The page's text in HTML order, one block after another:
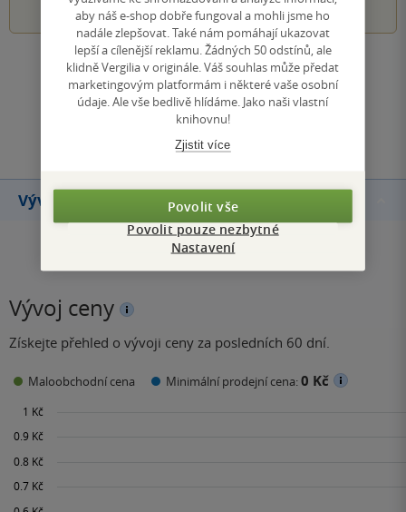
Zobrazit všechna hodnocení
Přidat hodnocení
Vývoj ceny
Vývoj ceny
Získejte přehled o vývoji ceny za posledních 60 dní.
Maloobchodní cena Minimální prodejní cena:0 Kč
aby náš e-shop dobře fungoval a mohli jsme ho
nadále zlepšovat. Také nám pomáhají ukazovat
lepší a cílenější reklamu. Žádných 50 odstínů, ale
klidně Vergilia v originále. Váš souhlas může předat
marketingovým platformám i některé vaše osobní
údaje. Ale vše bedlivě hlídáme. Jako naši vlastní
knihovnu!
Zjistit více
Povolit vše
Povolit pouze nezbytné
Nastavení